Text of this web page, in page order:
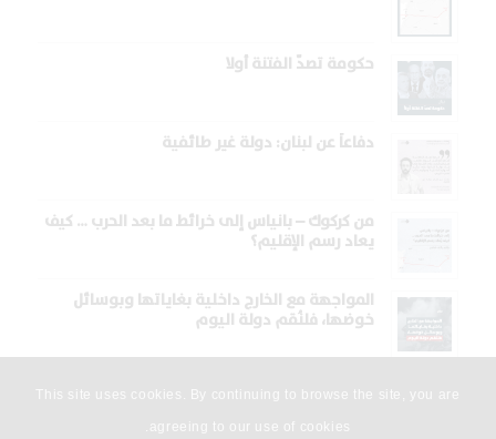
حكومة تصدّ الفتنة أولا
دفاعاً عن لبنان: دولة غير طائفية
من كركوك – بانياس إلى خرائط ما بعد الحرب … كيف
يعاد رسم الإقليم؟
المواجهة مع الخارج داخلية بغاياتها وبوسائل
خوضها، فلنُقم دولة اليوم
This site uses cookies. By continuing to browse the site, you are
agreeing to our use of cookies.